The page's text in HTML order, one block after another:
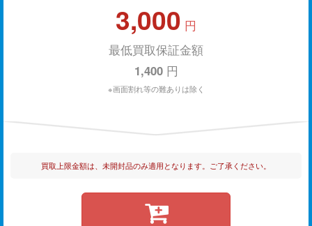
3,000 円
最低買取保証金額
1,400円
※画面割れ等の難ありは除く
買取上限金額は、未開封品のみ適用となります。ご了承ください。